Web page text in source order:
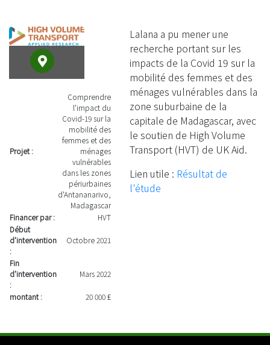
Projet :
Comprendre
l'impact du
Covid-19 sur la
mobilité des
femmes et des
ménages
vulnérables
dans les zones
périurbaines
d'Antananarivo,
Madagascar
Financer par :
HVT
Début
d'intervention
:
Octobre 2021
Fin
d'intervention
:
Mars 2022
montant : 20 000 £
Lalana a pu mener une
recherche portant sur les
impacts de la Covid 19 sur la
mobilité des femmes et des
ménages vulnérables dans la
zone suburbaine de la
capitale de Madagascar, avec
le soutien de High Volume
Transport (HVT) de UK Aid.
Lien utile : Résultat de
l'étude